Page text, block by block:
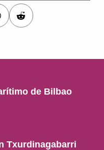
de Bilbao
Txurdinagabarri